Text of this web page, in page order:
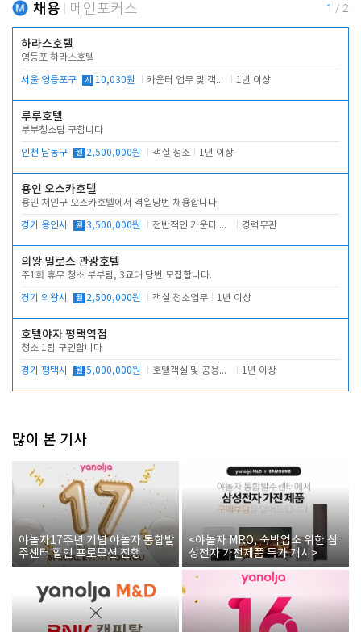
채용 메인포커스 1 / 2
하라스호텔
영등포 하라스호텔
서울 영등포구 시 10,030원 카운터 업무 및 객실관리(청소상태 확인, 객실판매) 1년 이상
루루호텔
부부청소팀 구합니다
인천 남동구 월 2,500,000원 객실 청소 1년 이상
용인 오스카호텔
용인 처인구 오스카호텔에서 격일당번 채용합니다
경기 용인시 월 3,500,000원 전반적인 카운터 업무 경력무관
의왕 밀로스 관광호텔
주1회 휴무 청소 부부팀, 3교대 당번 모집합니다.
경기 의왕시 월 2,500,000원 객실 청소업무 1년 이상
호텔야자 평택역점
청소 1팀 구인합니다
경기 평택시 월 5,000,000원 호텔객실 및 공용시설 청소 관리 1년 이상
많이 본 기사
야놀자17주년 기념 야놀자 통합발
주센터 할인 프로모션 진행
<야놀자 MRO, 숙박업소 위한 삼
성전자 가전제품 특가 개시>